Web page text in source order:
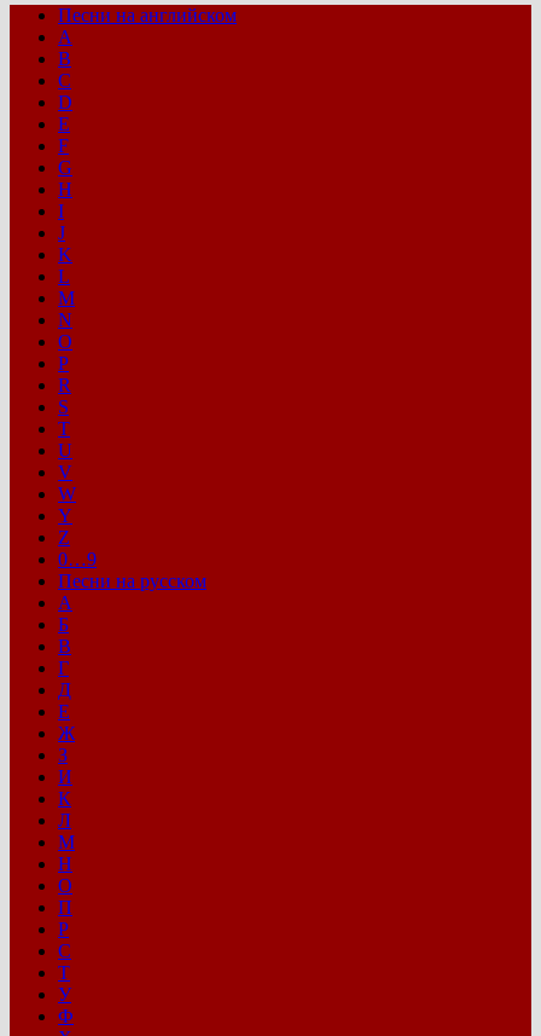
Песни на английском
A
B
C
D
E
F
G
H
I
J
K
L
M
N
O
P
R
S
T
U
V
W
Y
Z
0…9
Песни на русском
А
Б
В
Г
Д
Е
Ж
З
И
К
Л
М
Н
О
П
Р
С
Т
У
Ф